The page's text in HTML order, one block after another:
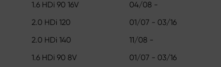
1.6 HDi 90 16V
04/08 -
2.0 HDi 120
01/07 - 03/16
2.0 HDi 140
11/08 -
1.6 HDi 90 8V
01/07 - 03/16